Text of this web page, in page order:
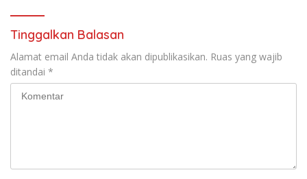
Tinggalkan Balasan
Alamat email Anda tidak akan dipublikasikan. Ruas yang wajib
ditandai *